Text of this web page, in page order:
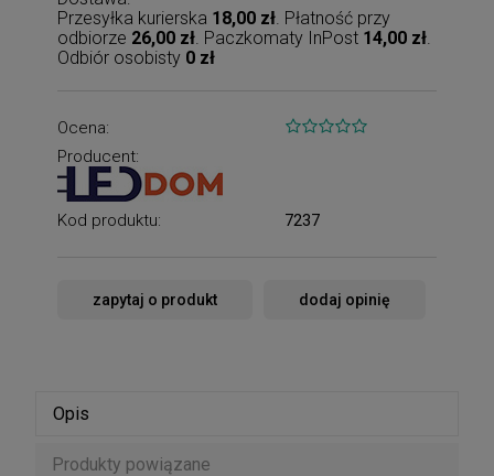
Przesyłka kurierska 18,00 zł . Płatność przy
odbiorze 26,00 zł . Paczkomaty InPost 14,00 zł
Odbiór osobisty 0 zł
Ocena:
Producent:
Kod produktu: 7237
zapytaj o produkt dodaj opinię
Opis
Produkty powiązane